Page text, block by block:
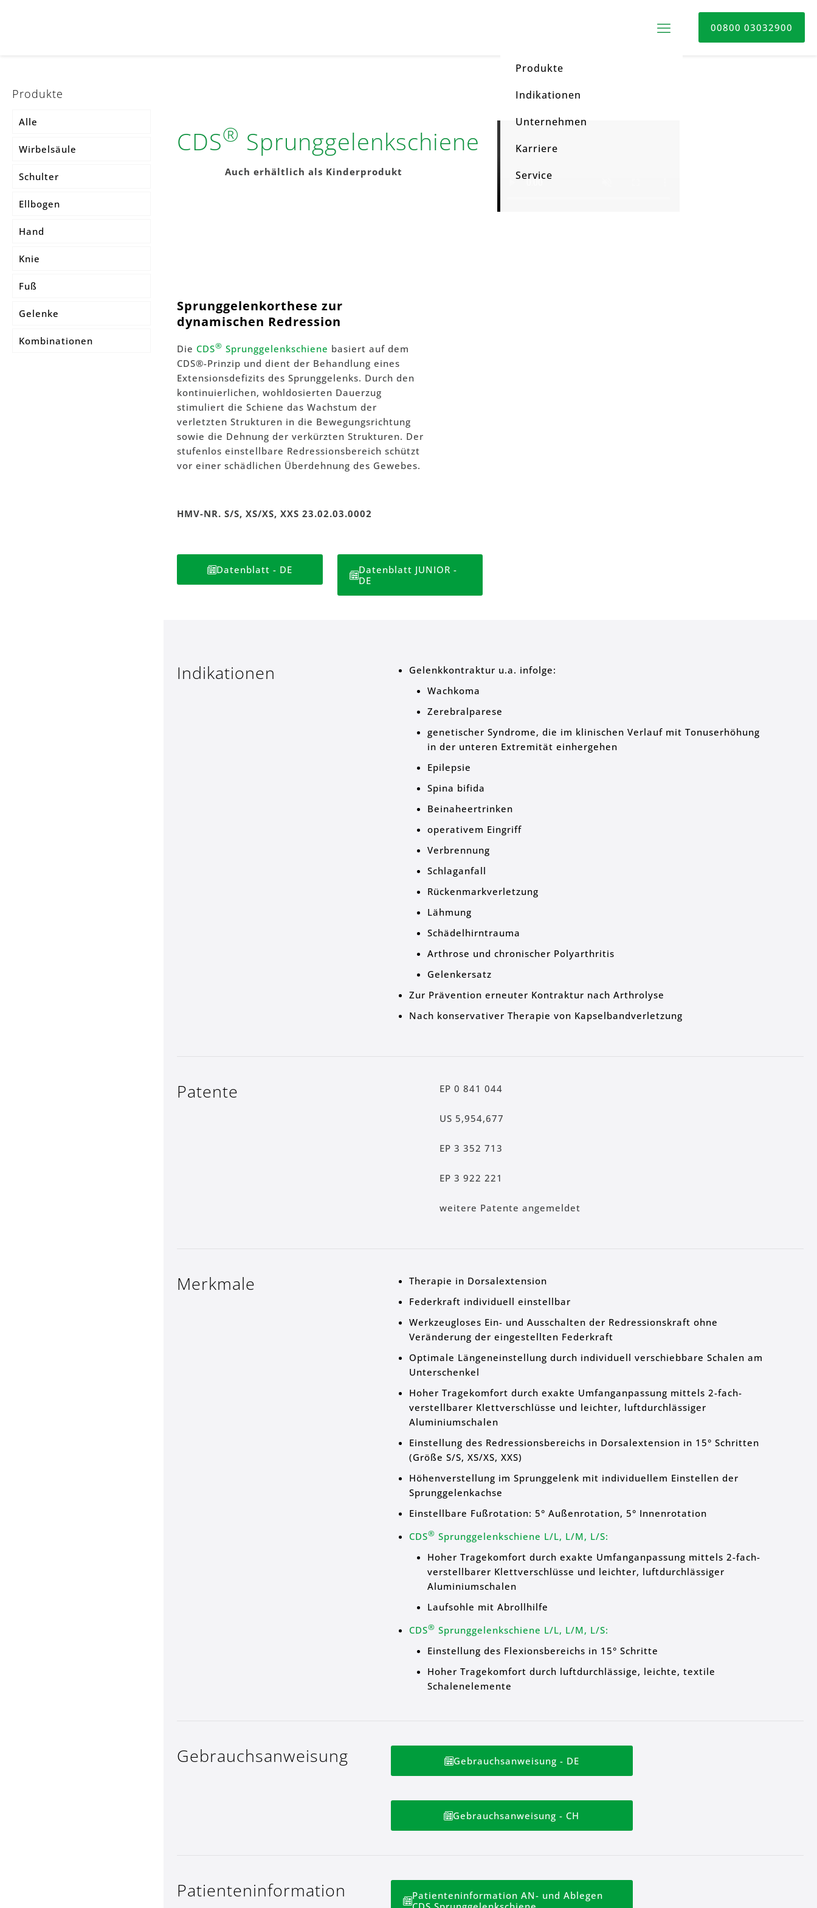
Produkte
Indikationen
Unternehmen
Karriere
Service
00800 03032900
CDS® Sprunggelenk­schiene
Auch erhältlich als Kinderprodukt
Sprunggelenkorthese zur
dynamischen Redression
Die CDS® Sprunggelenkschiene basiert auf dem
CDS®-Prinzip und dient der Behandlung eines
Extensionsdefizits des Sprunggelenks. Durch den
kontinuierlichen, wohldosierten Dauerzug
stimuliert die Schiene das Wachstum der
verletzten Strukturen in die Bewegungsrichtung
sowie die Dehnung der verkürzten Strukturen. Der
stufenlos einstellbare Redressionsbereich schützt
vor einer schädlichen Überdehnung des Gewebes.
HMV-NR. S/S, XS/XS, XXS 23.02.03.0002
Datenblatt - DE
Datenblatt JUNIOR -
DE
Indikationen
Gelenkkontraktur u.a. infolge:
Wachkoma
Zerebralparese
genetischer Syndrome, die im klinischen Verlauf mit Tonuserhöhung
in der unteren Extremität einhergehen
Epilepsie
Spina bifida
Beinaheertrinken
operativem Eingriff
Verbrennung
Schlaganfall
Rückenmarkverletzung
Lähmung
Schädelhirntrauma
Arthrose und chronischer Polyarthritis
Gelenkersatz
Zur Prävention erneuter Kontraktur nach Arthrolyse
Nach konservativer Therapie von Kapselbandverletzung
Patente EP 0 841 044
US 5,954,677
EP 3 352 713
EP 3 922 221
weitere Patente angemeldet
Merkmale
Therapie in Dorsalextension
Federkraft individuell einstellbar
Werkzeugloses Ein- und Ausschalten der Redressionskraft ohne
Veränderung der eingestellten Federkraft
Optimale Längeneinstellung durch individuell verschiebbare Schalen am
Unterschenkel
Hoher Tragekomfort durch exakte Umfanganpassung mittels 2-fach-
verstellbarer Klettverschlüsse und leichter, luftdurchlässiger
Aluminiumschalen
Einstellung des Redressionsbereichs in Dorsalextension in 15° Schritten
(Größe S/S, XS/XS, XXS)
Höhenverstellung im Sprunggelenk mit individuellem Einstellen der
Sprunggelenkachse
Einstellbare Fußrotation: 5° Außenrotation, 5° Innenrotation
CDS® Sprunggelenkschiene L/L, L/M, L/S:
Hoher Tragekomfort durch exakte Umfanganpassung mittels 2-fach-
verstellbarer Klettverschlüsse und leichter, luftdurchlässiger
Aluminiumschalen
Laufsohle mit Abrollhilfe
CDS® Sprunggelenkschiene L/L, L/M, L/S:
Einstellung des Flexionsbereichs in 15° Schritte
Hoher Tragekomfort durch luftdurchlässige, leichte, textile
Schalenelemente
Gebrauchs­anweisung Gebrauchsanweisung - DE
Gebrauchsanweisung - CH
Patienteninformation
Patienteninformation AN- und Ablegen
Produkte
Alle
Wirbelsäule
MKS® Leibteil
MKS® Pontsana
MKS® Osteo
MKS® Lumbo
MKS® Korsette
MKS® Rumpf-
Schulter
Ellbogen
Hand
Knie
Fuß
Gelenke
MODULAR Gelenke
Kombinationen